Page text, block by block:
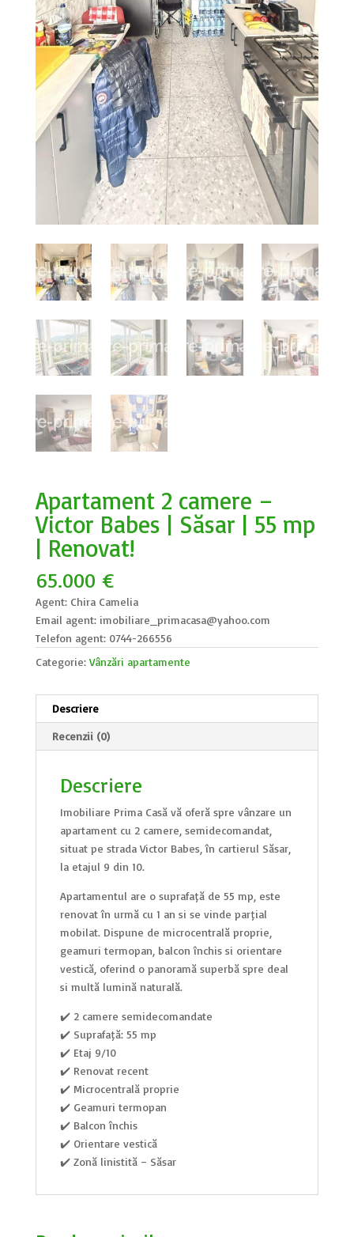
Apartament 2 camere –
Victor Babeș | Săsar | 55 mp
| Renovat!
65.000€
Agent: Chira Camelia
Email agent: imobiliare_primacasa@yahoo.com
Telefon agent: 0744-266556
Categorie: Vânzări apartamente
Descriere
Recenzii (0)
Descriere
Imobiliare Prima Casă vă oferă spre vânzare un
apartament cu 2 camere, semidecomandat,
situat pe strada Victor Babeș, în cartierul Săsar,
la etajul 9 din 10.
Apartamentul are o suprafață de 55 mp, este
renovat în urmă cu 1 an și se vinde parțial
mobilat. Dispune de microcentrală proprie,
geamuri termopan, balcon închis și orientare
vestică, oferind o panoramă superbă spre deal
și multă lumină naturală.
✔️ 2 camere semidecomandate
✔️ Suprafață: 55 mp
✔️ Etaj 9/10
✔️ Renovat recent
✔️ Microcentrală proprie
✔️ Geamuri termopan
✔️ Balcon închis
✔️ Orientare vestică
✔️ Zonă liniștită – Săsar